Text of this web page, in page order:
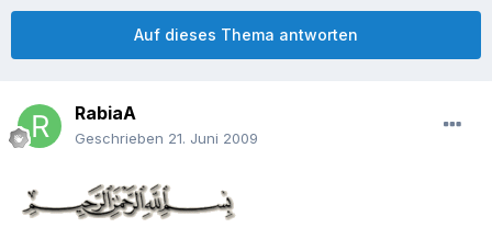
Auf dieses Thema antworten
RabiaA
Geschrieben 21. Juni 2009